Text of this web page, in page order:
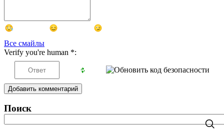
Все смайлы
Verify you're human *:
Добавить комментарий
Поиск